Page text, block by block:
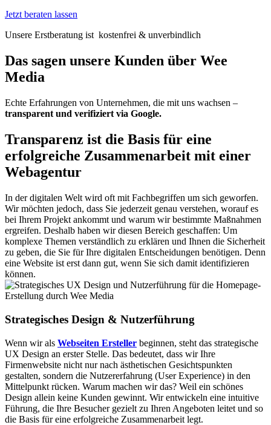
Jetzt beraten lassen
Unsere Erstberatung ist kostenfrei & unverbindlich
Das sagen unsere Kunden über Wee
Media
Echte Erfahrungen von Unternehmen, die mit uns wachsen –
transparent und verifiziert via Google.
Transparenz ist die Basis für eine
erfolgreiche Zusammenarbeit mit einer
Webagentur
In der digitalen Welt wird oft mit Fachbegriffen um sich geworfen.
Wir möchten jedoch, dass Sie jederzeit genau verstehen, worauf es
bei Ihrem Projekt ankommt und warum wir bestimmte Maßnahmen
ergreifen. Deshalb haben wir diesen Bereich geschaffen: Um
komplexe Themen verständlich zu erklären und Ihnen die Sicherheit
zu geben, die Sie für Ihre digitalen Entscheidungen benötigen. Denn
eine Website ist erst dann gut, wenn Sie sich damit identifizieren
können.
Strategisches Design & Nutzerführung
Wenn wir als Webseiten Ersteller beginnen, steht das strategische
UX Design an erster Stelle. Das bedeutet, dass wir Ihre
Firmenwebsite nicht nur nach ästhetischen Gesichtspunkten
gestalten, sondern die Nutzererfahrung (User Experience) in den
Mittelpunkt rücken. Warum machen wir das? Weil ein schönes
Design allein keine Kunden gewinnt. Wir entwickeln eine intuitive
Führung, die Ihre Besucher gezielt zu Ihren Angeboten leitet und so
die Basis für eine erfolgreiche Zusammenarbeit legt.